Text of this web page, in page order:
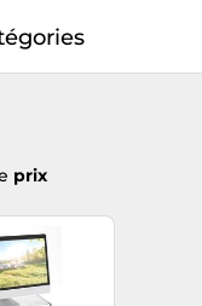
prix